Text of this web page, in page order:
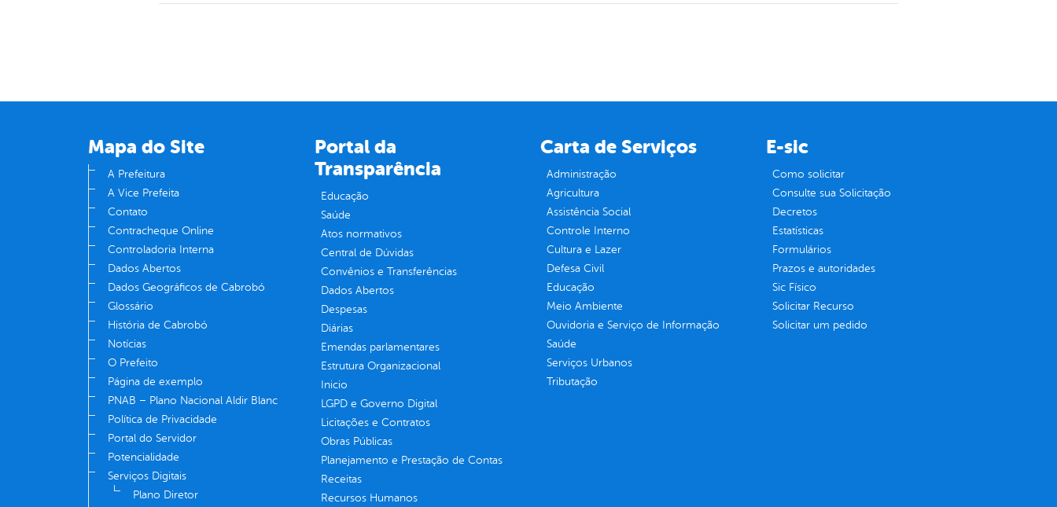
Mapa do Site
A Prefeitura
A Vice Prefeita
Contato
Contracheque Online
Controladoria Interna
Dados Abertos
Dados Geográficos de Cabrobó
Glossário
História de Cabrobó
Notícias
O Prefeito
Página de exemplo
PNAB – Plano Nacional Aldir Blanc
Política de Privacidade
Portal do Servidor
Potencialidade
Serviços Digitais
Plano Diretor
Portal da
Transparência
Educação
Saúde
Atos normativos
Central de Dúvidas
Convênios e Transferências
Dados Abertos
Despesas
Diárias
Emendas parlamentares
Estrutura Organizacional
Inicio
LGPD e Governo Digital
Licitações e Contratos
Obras Públicas
Planejamento e Prestação de Contas
Receitas
Recursos Humanos
Carta de Serviços
Administração
Agricultura
Assistência Social
Controle Interno
Cultura e Lazer
Defesa Civil
Educação
Meio Ambiente
Ouvidoria e Serviço de Informação
Saúde
Serviços Urbanos
Tributação
E-sic
Como solicitar
Consulte sua Solicitação
Decretos
Estatísticas
Formulários
Prazos e autoridades
Sic Físico
Solicitar Recurso
Solicitar um pedido